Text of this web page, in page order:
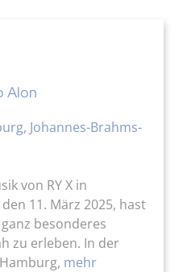
Alon
Johannes-Brahms-
von RY X in
11. März 2025, hast
besonderes
zu erleben. In der
mehr